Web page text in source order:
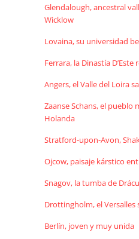
Glendalough, ancestral
Wicklow
Lovaina, su universidad
Ferrara, la Dinastía
Angers, el Valle del Loira
Zaanse Schans, el pueblo
Holanda
Stratford-upon-Avon,
Ojcow, paisaje kárstico
Snagov, la tumba de
Drottingholm, el Versalles
Berlín, joven y muy unida